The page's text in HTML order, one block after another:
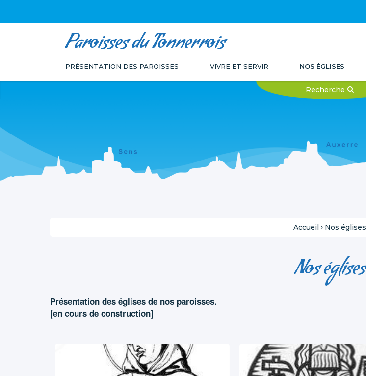
Aller
Paroisses du Tonnerrois
PRÉSENTATION DES PAROISSES VIVRE ET SERVIR NOS ÉGLISES
Recherche
Accueil › Nos églises
Nos églises
Présentation des églises de nos paroisses.
[en cours de construction]